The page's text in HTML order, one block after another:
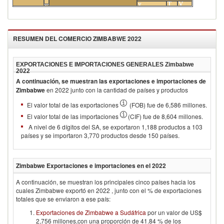
Calzado
y
Transporte Varios
RESUMEN DEL COMERCIOZIMBABWE 2022
EXPORTACIONES E IMPORTACIONES GENERALES Zimbabwe
2022
A continuación, se muestran las exportaciones e importaciones de
Zimbabween 2022 junto con la cantidad de países y productos
El valor total de las exportaciones
(FOB) fue de 6,586 millones.
El valor total de las importaciones
(CIF) fue de 8,604 millones.
A nivel de 6 dígitos del SA, se exportaron 1,188 productos a 103
países y se importaron 3,770 productos desde 150 países.
Zimbabwe Exportaciones e importaciones en el2022
A continuación, se muestran los principales cinco países hacia los
cualesZimbabwe exportó en 2022 , junto con el % de exportaciones
totales que se enviaron a ese país:
Exportaciones de Zimbabwe a Sudáfrica por un valor de US$
2,756 millones,con una proporción de 41.84 % de los